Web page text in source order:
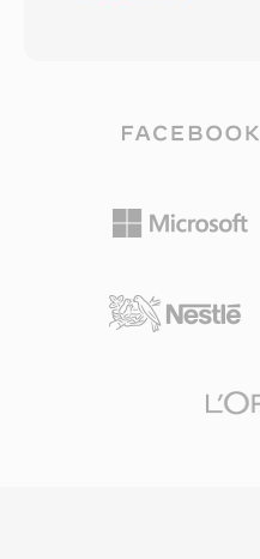
plik lub utrzymywania
polaczonymi
kodu czasowego, co
filmowych.
zachowywania
klipami przetrwaja
bitowych probek
sluchania, jak i
Szybkosc
szybkie kodowanie i
obsluguje tagi